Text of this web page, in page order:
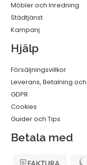
Möbler och Inredning
Städtjänst
Kampanj
Hjälp
Försäljningsvillkor
Leverans, Betalning
GDPR
Cookies
Guider och Tips
Betala med